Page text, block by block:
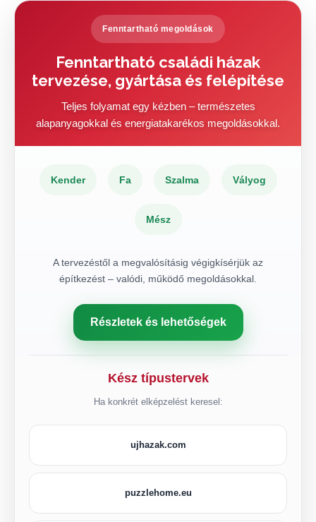
Fenntartható megoldások
Fenntartható családi házak
tervezése, gyártása és felépítése
Teljes folyamat egy kézben – természetes
alapanyagokkal és energiatakarékos megoldásokkal.
Kender Fa Szalma Vályog
Mész
A tervezéstől a megvalósításig végigkísérjük az
építkezést – valódi, működő megoldásokkal.
Részletek és lehetőségek
Kész típustervek
Ha konkrét elképzelést keresel:
ujhazak.com
puzzlehome.eu